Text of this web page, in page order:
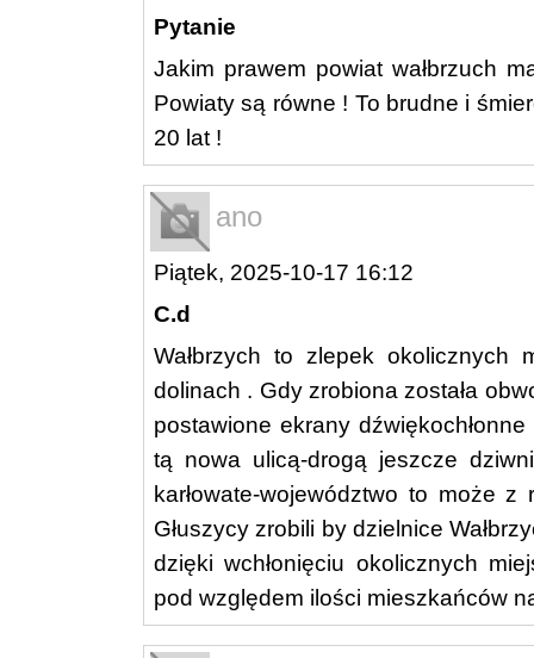
Pytanie
Jakim prawem powiat wałbrzuch
Powiaty są równe ! To brudne i
20 lat !
ano
Piątek, 2025-10-17 16:12
C.d
Wałbrzych to zlepek okolicznych
dolinach . Gdy zrobiona została
postawione ekrany
tą nowa ulicą-drogą jeszcze
karłowate-województwo to może
Głuszycy zrobili by dzielnice
dzięki wchłonięciu okolicznych
pod względem ilości mieszkańców